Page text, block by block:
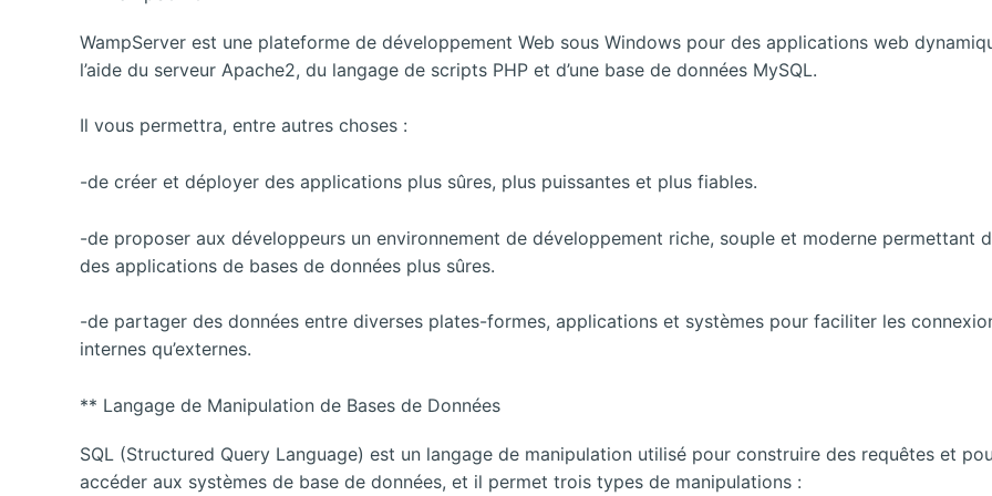
WampServer est une plateforme de développement Web sous Windows pour des applications web
l’aide du serveur Apache2, du langage de scripts PHP et d’une base de données MySQL.
Il vous permettra, entre autres choses :
-de créer et déployer des applications plus sûres, plus puissantes et plus fiables.
-de proposer aux développeurs un environnement de développement riche, souple et moderne permettant
des applications de bases de données plus sûres.
-de partager des données entre diverses plates-formes, applications et systèmes pour faciliter les
internes qu’externes.
** Langage de Manipulation de Bases de Données
SQL (Structured Query Language) est un langage de manipulation utilisé pour construire des requêtes et
accéder aux systèmes de base de données, et il permet trois types de manipulations :